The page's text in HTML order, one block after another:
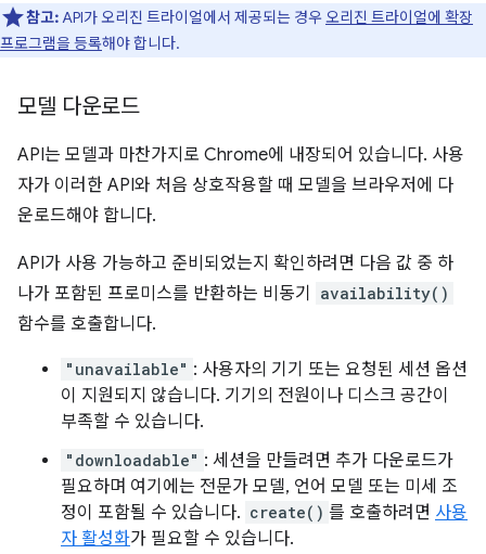
참고:API가 오리진 트라이얼에서 제공되는 경우오리진 트라이얼에 확장
프로그램을 등록해야 합니다.
모델 다운로드
API는 모델과 마찬가지로 Chrome에 내장되어 있습니다. 사용
자가 이러한 API와 처음 상호작용할 때 모델을 브라우저에 다
운로드해야 합니다.
API가 사용 가능하고 준비되었는지 확인하려면 다음 값 중 하
나가 포함된 프로미스를 반환하는 비동기
availability()
함수를 호출합니다.
"unavailable" : 사용자의 기기 또는 요청된 세션 옵션
이 지원되지 않습니다. 기기의 전원이나 디스크 공간이
부족할 수 있습니다.
"downloadable" : 세션을 만들려면 추가 다운로드가
필요하며 여기에는 전문가 모델, 언어 모델 또는 미세 조
정이 포함될 수 있습니다. create() 를 호출하려면 사용
자 활성화가 필요할 수 있습니다.